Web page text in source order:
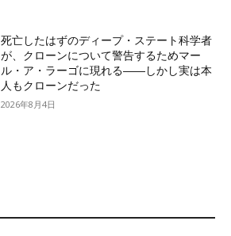
死亡したはずのディープ・ステート科学者
が、クローンについて警告するためマー
ル・ア・ラーゴに現れる――しかし実は本
人もクローンだった
2026年8月4日